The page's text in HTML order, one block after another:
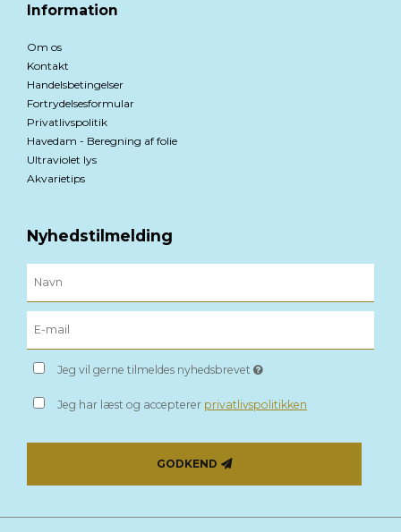
Information
Om os
Kontakt
Handelsbetingelser
Fortrydelsesformular
Privatlivspolitik
Havedam - Beregning af folie
Ultraviolet lys
Akvarietips
Nyhedstilmelding
Jeg vil gerne tilmeldes nyhedsbrevet
Jeg har læst og accepterer privatlivspolitikken
GODKEND